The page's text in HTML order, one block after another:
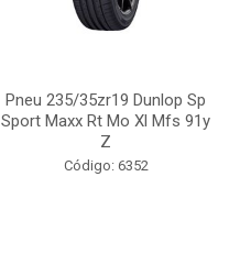
Pneu 235/35zr19 Dunlop Sp
Sport Maxx Rt Mo Xl Mfs 91y
Z
Código: 6352